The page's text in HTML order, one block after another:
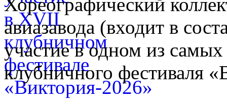
авиазавода (входит в
участие в одном из
клубничного фестиваля